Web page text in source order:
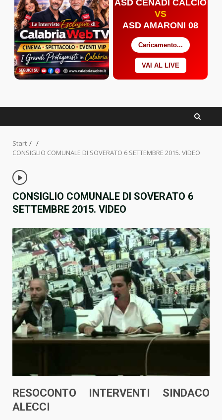
ASD CENADI CALCIO
VS
ASD AMARONI 08
Caricamento...
VAI AL LIVE
Start
CONSIGLIO COMUNALE DI SOVERATO 6 SETTEMBRE 2015. VIDEO
CONSIGLIO COMUNALE DI SOVERATO 6
SETTEMBRE 2015. VIDEO
RESOCONTO INTERVENTI SINDACO
ALECCI